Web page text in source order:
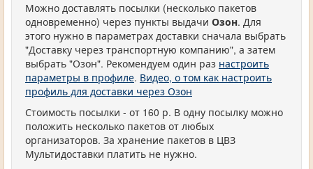
Можно доставлять посылки (несколько пакетов
одновременно) через пункты выдачи Озон. Для
этого нужно в параметрах доставки сначала выбрать
"Доставку через транспортную компанию", а затем
выбрать "Озон". Рекомендуем один раз настроить
параметры в профиле. Видео, о том как настроить
профиль для доставки через Озон
Стоимость посылки - от 160 р. В одну посылку можно
положить несколько пакетов от любых
организаторов. За хранение пакетов в ЦВЗ
Мультидоставки платить не нужно.